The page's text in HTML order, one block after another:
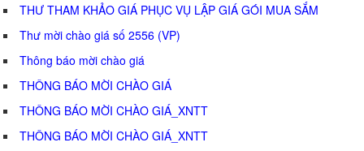
THƯ THAM KHẢO GIÁ PHỤC VỤ LẬP GIÁ GÓI MUA SẮM
Thư mời chào giá số 2556 (VP)
Thông báo mời chào giá
THÔNG BÁO MỜI CHÀO GIÁ
THÔNG BÁO MỜI CHÀO GIÁ_XNTT
THÔNG BÁO MỜI CHÀO GIÁ_XNTT